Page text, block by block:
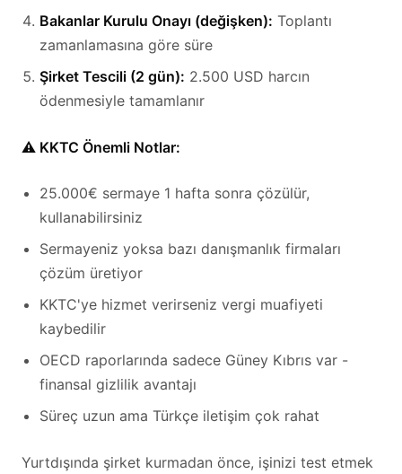
Bakanlar Kurulu Onayı (değişken): Toplantı
zamanlamasına göre süre
Şirket Tescili (2 gün): 2.500 USD harcın
ödenmesiyle tamamlanır
⚠️ KKTC Önemli Notlar:
25.000€ sermaye 1 hafta sonra çözülür,
kullanabilirsiniz
Sermayeniz yoksa bazı danışmanlık firmaları
çözüm üretiyor
KKTC'ye hizmet verirseniz vergi muafiyeti
kaybedilir
OECD raporlarında sadece Güney Kıbrıs var -
finansal gizlilik avantajı
Süreç uzun ama Türkçe iletişim çok rahat
Yurtdışında şirket kurmadan önce, işinizi test etmek